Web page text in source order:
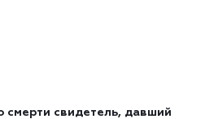
смерти свидетель, давший